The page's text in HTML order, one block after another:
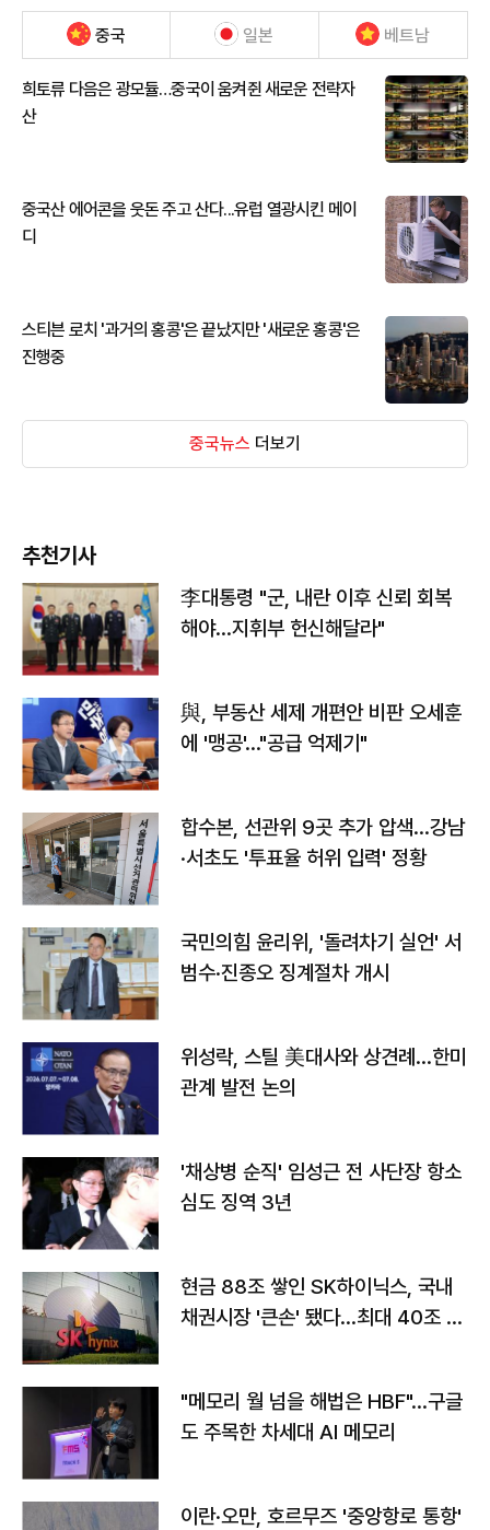
중국 일본 베트남
희토류 다음은 광모듈…중국이 움켜쥔 새로운 전략자
산
중국산 에어콘을 웃돈 주고 산다...유럽 열광시킨 메이
디
스티븐 로치 '과거의 홍콩'은 끝났지만 '새로운 홍콩'은
진행중
중국뉴스 더보기
추천기사
李대통령 "군, 내란 이후 신뢰 회복
해야…지휘부 헌신해달라"
與, 부동산 세제 개편안 비판 오세훈
에 '맹공'…"공급 억제기"
합수본, 선관위 9곳 추가 압색…강남
·서초도 '투표율 허위 입력' 정황
국민의힘 윤리위, '돌려차기 실언' 서
범수·진종오 징계절차 개시
위성락, 스틸 美대사와 상견례…한미
관계 발전 논의
'채상병 순직' 임성근 전 사단장 항소
심도 징역 3년
현금 88조 쌓인 SK하이닉스, 국내
채권시장 '큰손' 됐다…최대 40조 투
"메모리 월 넘을 해법은 HBF"…구글
도 주목한 차세대 AI 메모리
이란·오만, 호르무즈 '중앙항로 통항'